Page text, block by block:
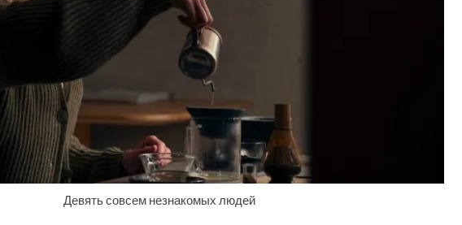
Девять совсем незнакомых людей